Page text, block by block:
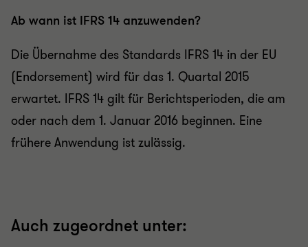
Ab wann ist IFRS 14 anzuwenden?
Die Übernahme des Standards IFRS 14 in der EU
(Endorsement) wird für das 1. Quartal 2015
erwartet. IFRS 14 gilt für Berichtsperioden, die am
oder nach dem 1. Januar 2016 beginnen. Eine
frühere Anwendung ist zulässig.
Auch zugeordnet unter: